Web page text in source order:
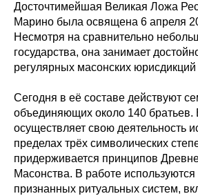
Досточтимейшая Великая Ложа
Марино была освящена 6 апреля
Несмотря на сравнительно
государства, она занимает
регулярных масонских
Сегодня в её составе действуют
объединяющих около 140 братьев.
осуществляет свою деятельность
пределах трёх символических
придерживается принципов
Масонства. В работе используются
признанных ритуальных систем,